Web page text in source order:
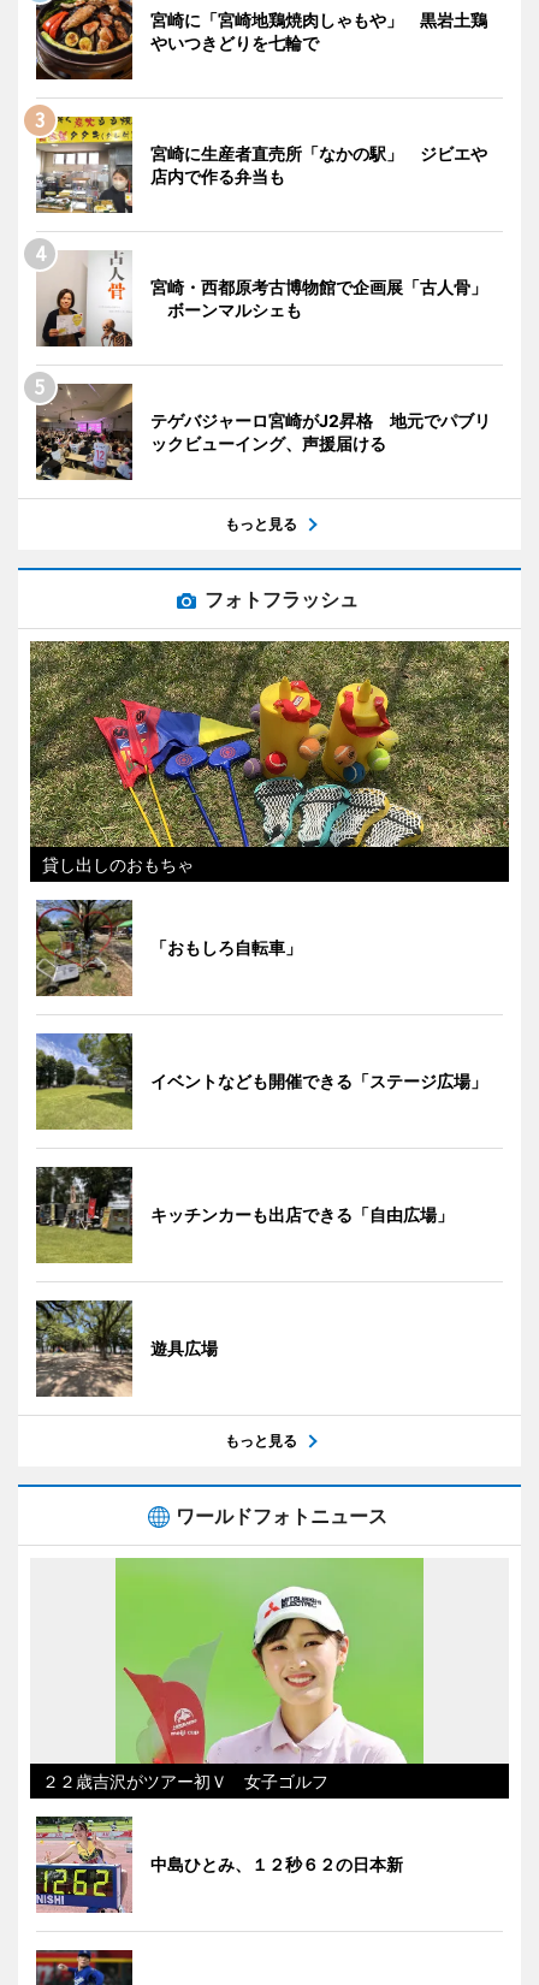
宮崎に「宮崎地鶏焼肉しゃもや」 黒岩土鶏
やいつきどりを七輪で
宮崎に生産者直売所「なかの駅」 ジビエや
店内で作る弁当も
宮崎・西都原考古博物館で企画展「古人骨」
ボーンマルシェも
テゲバジャーロ宮崎がJ2昇格 地元でパブリ
ックビューイング、声援届ける
もっと見る
フォトフラッシュ
貸し出しのおもちゃ
「おもしろ自転車」
イベントなども開催できる「ステージ広場」
キッチンカーも出店できる「自由広場」
遊具広場
もっと見る
ワールドフォトニュース
２２歳吉沢がツアー初Ｖ 女子ゴルフ
中島ひとみ、１２秒６２の日本新